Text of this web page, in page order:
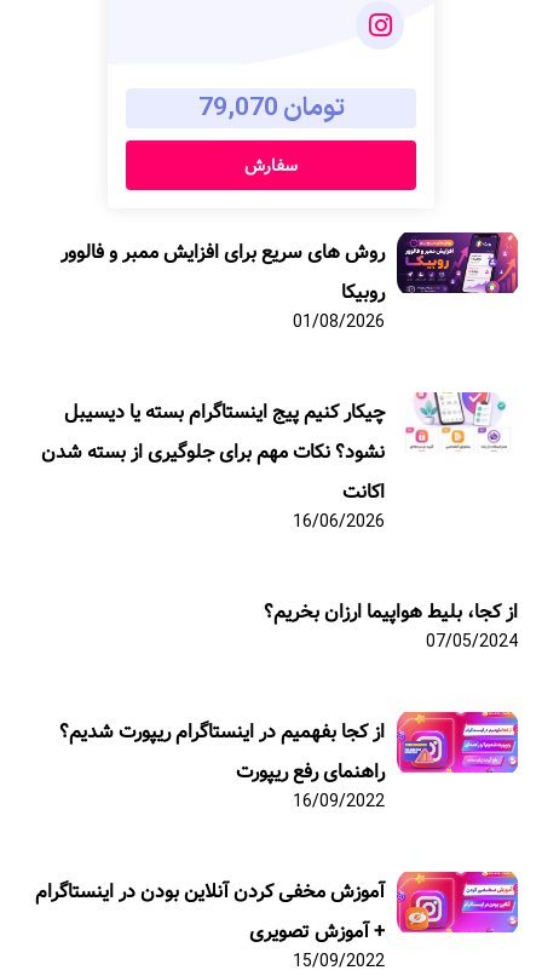
تومان 79,070
سفارش
روش های سریع برای افزایش ممبر و فالوور
روبیکا
01/08/2026
چیکار کنیم پیج اینستاگرام بسته یا دیسیبل
نشود؟ نکات مهم برای جلوگیری از بسته شدن
اکانت
16/06/2026
از کجا، بلیط هواپیما ارزان بخریم؟
07/05/2024
از کجا بفهمیم در اینستاگرام ریپورت شدیم؟
راهنمای رفع ریپورت
16/09/2022
آموزش مخفی کردن آنلاین بودن در اینستاگرام
+ آموزش تصویری
15/09/2022